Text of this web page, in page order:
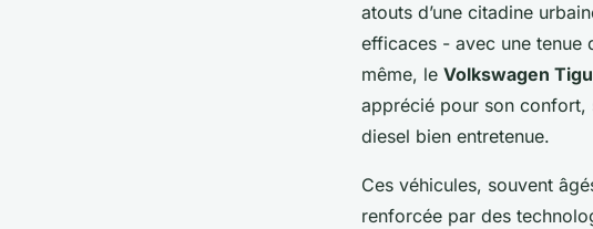
atouts d’une citadine
efficaces - avec une tenue
même, le Volkswagen
apprécié pour son confort,
diesel bien entretenue.
Ces véhicules, souvent
renforcée par des